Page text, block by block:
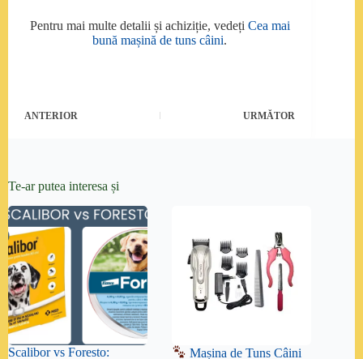
Pentru mai multe detalii și achiziție, vedeți Cea mai
bună mașină de tuns câini.
ANTERIOR URMĂTOR
Te-ar putea interesa și
Scalibor vs Foresto: Mașina de Tuns Câini